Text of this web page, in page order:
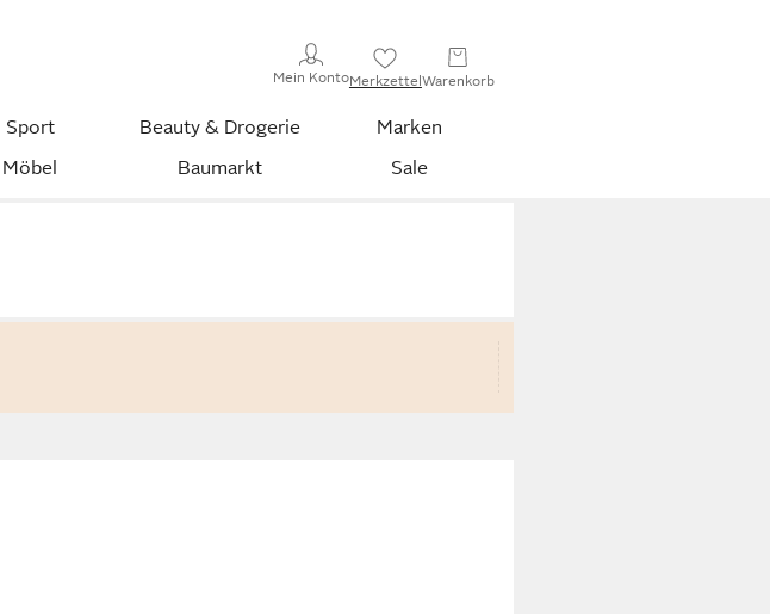
Mein KontoMerkzettelWarenkorb
Sport Beauty & Drogerie
Marken
Möbel Baumarkt Sale